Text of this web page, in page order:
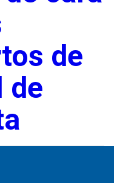
de
de